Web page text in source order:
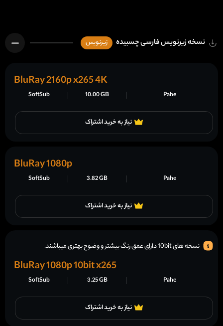
نسخه زیرنویس فارسی چسبیده زیرنویس
نیاز به خرید اشتراک
Pahe
10.00 GB
SoftSub
BluRay 2160p x265 4K
نیاز به خرید اشتراک
Pahe
3.82 GB
SoftSub
BluRay 1080p
نیاز به خرید اشتراک
Pahe
3.25 GB
SoftSub
BluRay 1080p 10bit x265
نسخه های 10bit دارای عمق رنگ بیشتر و وضوح بهتری میباشند.